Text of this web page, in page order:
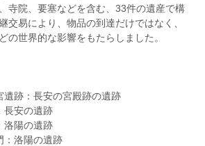
寺院、要塞などを含む、33件の遺産で構
交易により、物品の到達だけではなく、
の世界的な影響をもたらしました。
遺跡：長安の宮殿跡の遺跡
長安の遺跡
洛陽の遺跡
：洛陽の遺跡